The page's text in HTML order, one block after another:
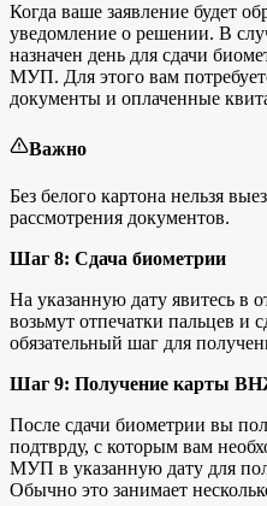
Когда ваше заявление будет
уведомление о решении. В
назначен день для сдачи
МУП. Для этого вам
документы и оплаченные
Важно
Без белого картона нельзя
рассмотрения документов.
Шаг 8: Сдача биометрии
На указанную дату явитесь в
возьмут отпечатки пальцев и
обязательный шаг для
Шаг 9: Получение карты
После сдачи биометрии вы
подтврду, с которым вам
МУП в указанную дату для
Обычно это занимает